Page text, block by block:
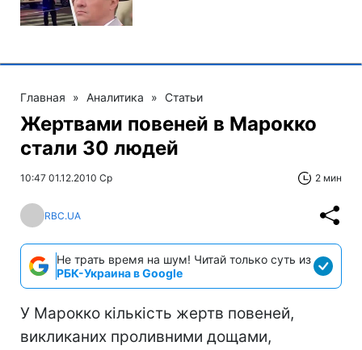
Главная » Аналитика » Статьи
Жертвами повеней в Марокко
стали 30 людей
10:47 01.12.2010 Ср 2 мин
RBC.UA
Не трать время на шум! Читай только суть из
РБК-Украина в Google
У Марокко кількість жертв повеней,
викликаних проливними дощами,